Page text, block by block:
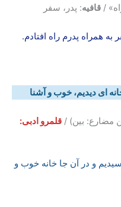
/ قافیه: پدر، سفر
همراه پدرم راه افتادم.
مضارع: بین) / قلمرو ادبی:
و در آن جا خانه خوب و